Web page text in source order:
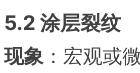
5.2 涂层裂纹
现象：宏观或